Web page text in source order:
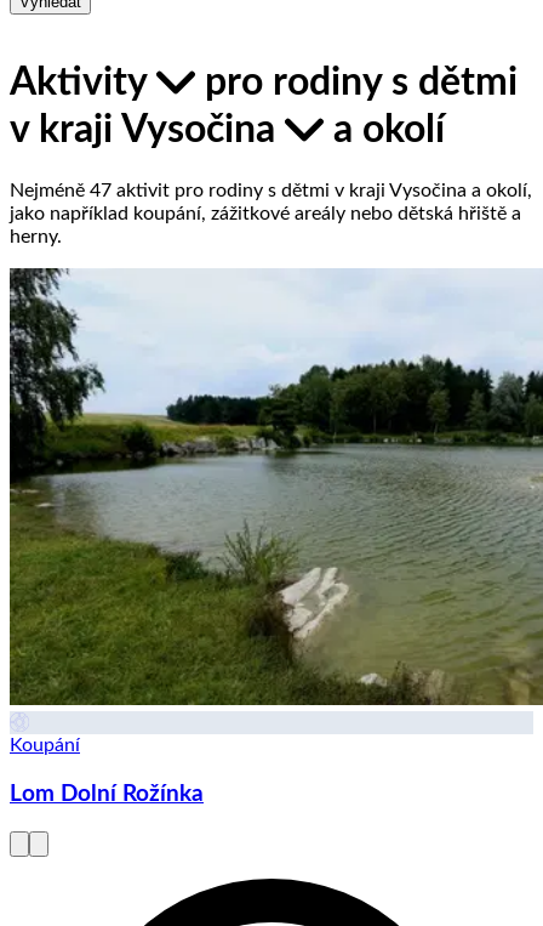
Aktivity
pro rodiny s dětmi
v kraji Vysočina
a okolí
Nejméně 47 aktivit pro rodiny s dětmi v kraji Vysočina a okolí,
jako například koupání, zážitkové areály nebo dětská hřiště a
herny.
Koupání
Lom Dolní Rožínka